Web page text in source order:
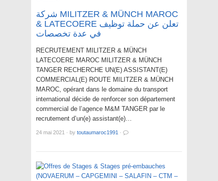
شركة MILITZER & MÜNCH MAROC
& LATECOERE تعلن عن حملة توظيف
في عدة تخصصات
RECRUTEMENT MILITZER & MÜNCH
LATECOERE MAROC MILITZER & MÜNCH
TANGER RECHERCHE UN(E) ASSISTANT(E)
COMMERCIAL(E) ROUTE MILITZER & MÜNCH
MAROC, opérant dans le domaine du transport
international décide de renforcer son département
commercial de l’agence M&M TANGER par le
recrutement d’un(e) assistant(e)…
24 mai 2021 · by toutaumaroc1991 ·